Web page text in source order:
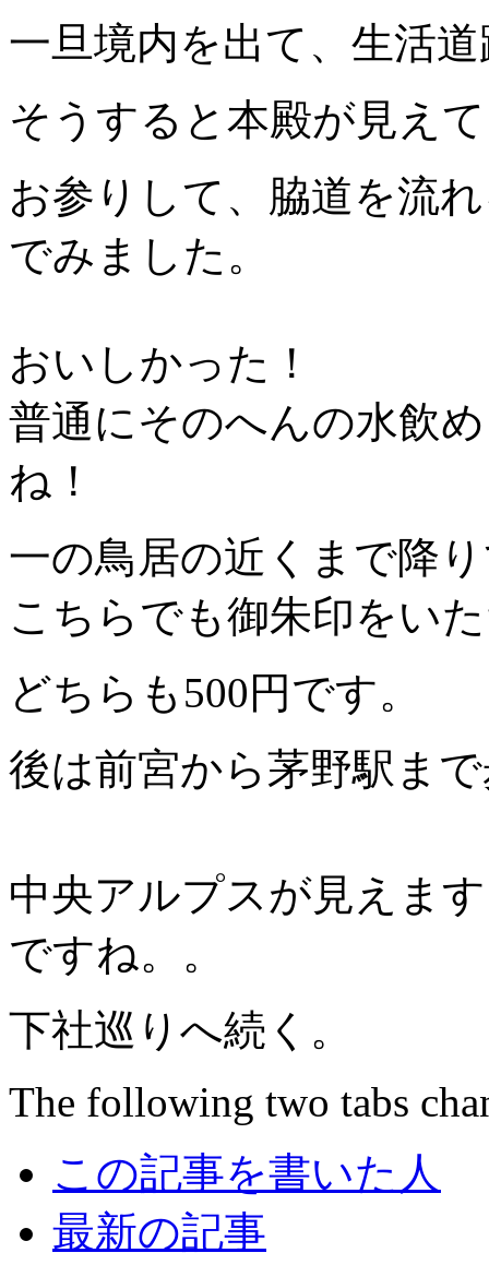
一旦境内を出て、生活
そうすると本殿が見え
お参りして、脇道を流
でみました。
おいしかった！
普通にそのへんの水飲
ね！
一の鳥居の近くまで降
こちらでも御朱印をい
どちらも500円です。
後は前宮から茅野駅ま
中央アルプスが見えま
ですね。。
下社巡りへ続く。
The following two tabs
この記事を書いた人
最新の記事